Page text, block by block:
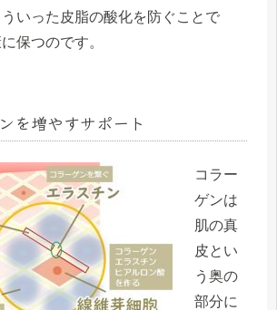
いった皮脂の酸化を防ぐことで
保つのです。
を増やすサポート
コラー
ゲンは
肌の真
皮とい
う奥の
部分に